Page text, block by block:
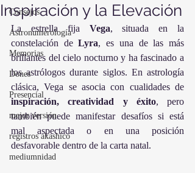
Consejos
Astronumerología
Memorias
Dones
Presencial
mejor versión
registros akashico
mediumnidad
Inspiración y la Elevación
La estrella fija Vega, situada en la
constelación de Lyra, es una de las más
brillantes del cielo nocturno y ha fascinado a
los astrólogos durante siglos. En astrología
inspiración, creatividad y éxito, pero
también puede manifestar desafíos si está
mal aspectada o en una posición
desfavorable dentro de la carta natal.